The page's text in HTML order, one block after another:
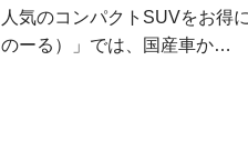
人気のコンパクトSUVをお得
のーる）」では、国産車か…